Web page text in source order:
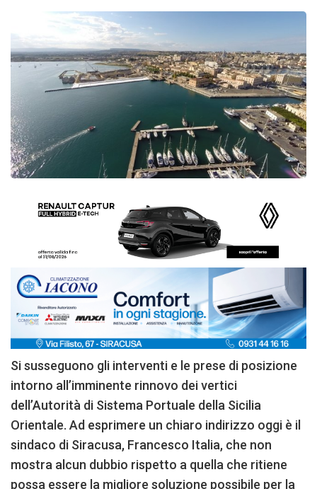
Si susseguono gli interventi e le prese di posizione
intorno all’imminente rinnovo dei vertici
dell’Autorità di Sistema Portuale della Sicilia
Orientale. Ad esprimere un chiaro indirizzo oggi è il
sindaco di Siracusa, Francesco Italia, che non
mostra alcun dubbio rispetto a quella che ritiene
possa essere la migliore soluzione possibile per la